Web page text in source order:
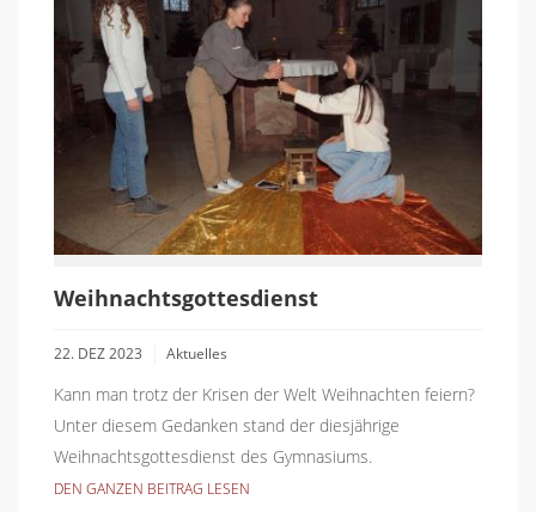
Weihnachtsgottesdienst
22. DEZ 2023 Aktuelles
Kann man trotz der Krisen der Welt Weihnachten feiern?
Unter diesem Gedanken stand der diesjährige
Weihnachtsgottesdienst des Gymnasiums.
DEN GANZEN BEITRAG LESEN